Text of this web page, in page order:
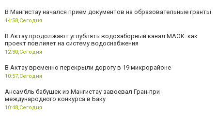
В Мангистау начался прием документов на образовательные гранты
14:58,Сегодня
В Актау продолжают углублять водозаборный канал МАЭК: как
проект повлияет на систему водоснабжения
12:30,Сегодня
В Актау временно перекрыли дорогу в 19 микрорайоне
10:57,Сегодня
Ансамбль бабушек из Мангистау завоевал Гран-при
международного конкурса в Баку
10:48,Сегодня